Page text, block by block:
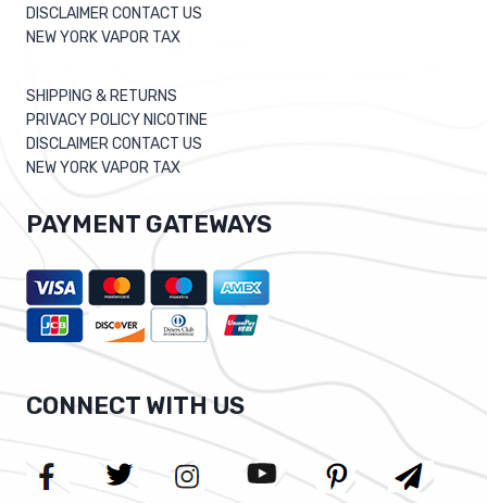
DISCLAIMER CONTACT US
NEW YORK VAPOR TAX
SHIPPING & RETURNS
PRIVACY POLICY NICOTINE
DISCLAIMER CONTACT US
NEW YORK VAPOR TAX
PAYMENT GATEWAYS
CONNECT WITH US